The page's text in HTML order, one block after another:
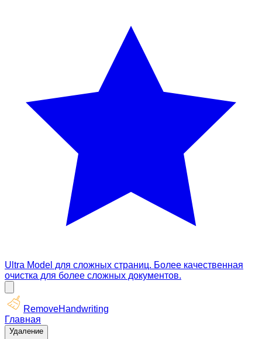
Ultra Model для сложных страниц. Более качественная
очистка для более сложных документов.
RemoveHandwriting
Главная
Удаление